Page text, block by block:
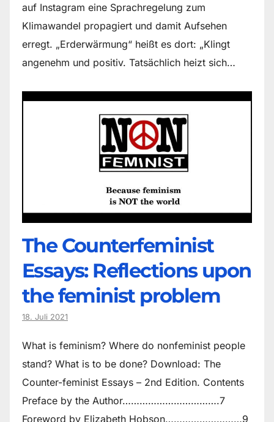
auf Instagram eine Sprachregelung zum
Klimawandel propagiert und damit Aufsehen
erregt. „Erderwärmung“ heißt es dort: „Klingt
angenehm und positiv. Tatsächlich heizt sich…
The Counter­feminist
Essays: Reflections upon
the feminist problem
18. Juli 2021
What is feminism? Where do non­feminist people
stand? What is to be done? Download: The
Counter-feminist Essays – 2nd Edition. Contents
Preface by the Author…………………………….7
Foreword by Elizabeth Hobson………………………9